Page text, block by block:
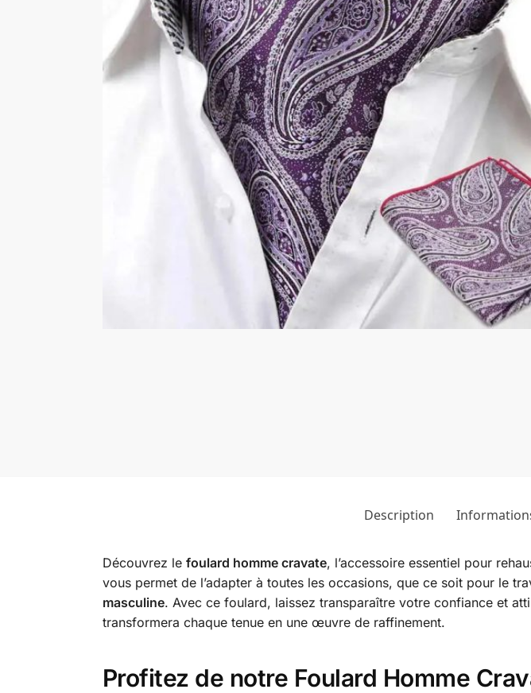
Description
Découvrez le foulard homme cravate, l’accessoire essentiel pour
vous permet de l’adapter à toutes les occasions, que ce soit pour le
masculine. Avec ce foulard, laissez transparaître votre confiance et
transformera chaque tenue en une œuvre de raffinement.
Profitez de notre Foulard Homme